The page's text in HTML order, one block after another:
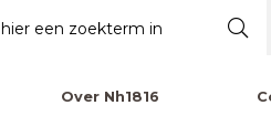
Over Nh1816